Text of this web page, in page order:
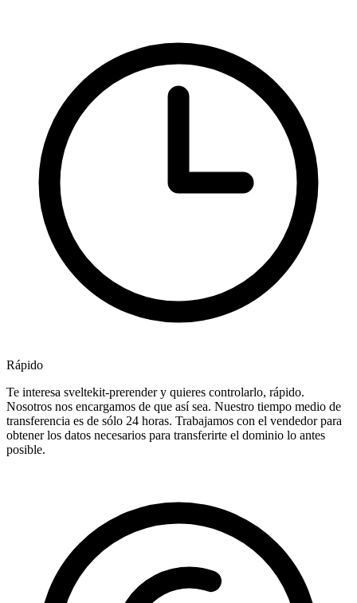
Rápido
Te interesa sveltekit-prerender y quieres controlarlo, rápido.
Nosotros nos encargamos de que así sea. Nuestro tiempo medio de
transferencia es de sólo 24 horas. Trabajamos con el vendedor para
obtener los datos necesarios para transferirte el dominio lo antes
posible.